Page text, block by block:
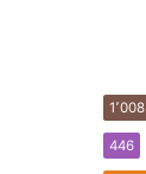
1٬008
446